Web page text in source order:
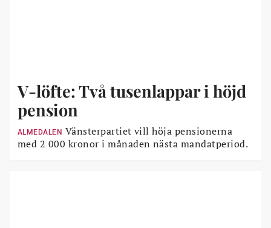
V-löfte: Två tusenlappar i höjd
pension
ALMEDALEN Vänsterpartiet vill höja pensionerna
med 2 000 kronor i månaden nästa mandatperiod.